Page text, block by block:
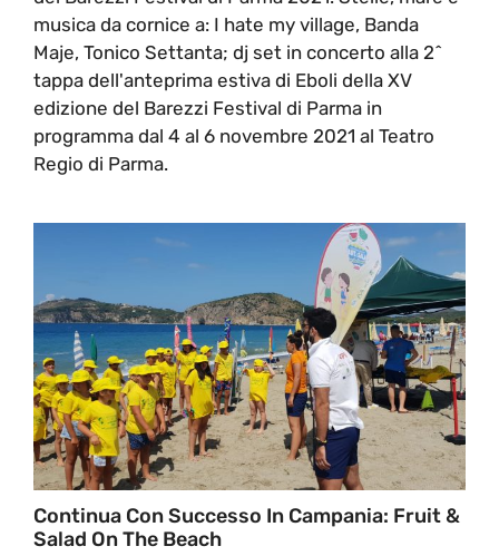
musica da cornice a: I hate my village, Banda
Maje, Tonico Settanta; dj set in concerto alla 2^
tappa dell'anteprima estiva di Eboli della XV
edizione del Barezzi Festival di Parma in
programma dal 4 al 6 novembre 2021 al Teatro
Regio di Parma.
Continua Con Successo In Campania: Fruit &
Salad On The Beach